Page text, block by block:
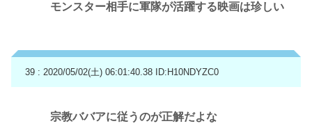
モンスター相手に軍隊が活躍する映画は珍しい
39 : 2020/05/02(土) 06:01:40.38 ID:H10NDYZC0
宗教ババアに従うのが正解だよな